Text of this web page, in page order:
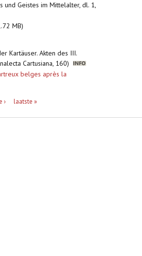
und Geistes im Mittelalter, dl. 1,
MB)
Kartäuser. Akten des III.
Cartusiana, 160)
belges après la
› laatste »